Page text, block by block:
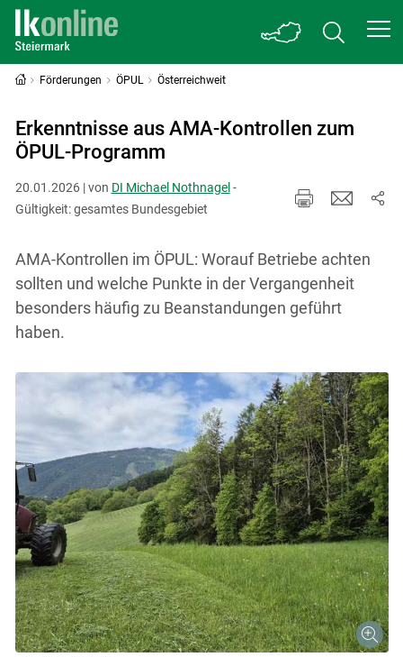
Förderungen ÖPUL Österreichweit
Erkenntnisse aus AMA-Kontrollen zum
ÖPUL-Programm
20.01.2026 | von DI Michael Nothnagel-
Gültigkeit: gesamtes Bundesgebiet
AMA-Kontrollen im ÖPUL: Worauf Betriebe achten
sollten und welche Punkte in der Vergangenheit
besonders häufig zu Beanstandungen geführt
haben.